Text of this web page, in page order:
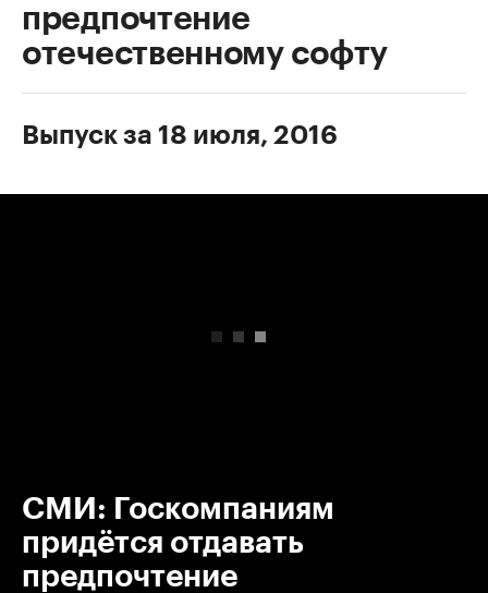
предпочтение
отечественному софту
Выпуск за 18 июля, 2016
СМИ: Госкомпаниям
придётся отдавать
предпочтение